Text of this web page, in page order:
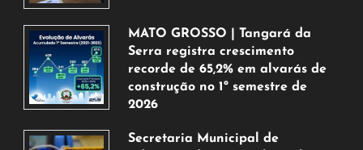
de
agosto
de
2026
MATO GROSSO | Tangará da
Serra registra crescimento
recorde de 65,2% em alvarás de
construção no 1º semestre de
2026
de
Secretaria Municipal de